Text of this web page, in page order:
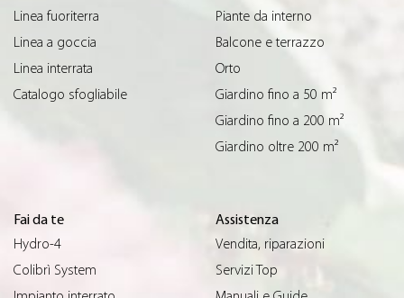
Linea fuoriterra
Linea a goccia
Linea interrata
Catalogo sfogliabile
Piante da interno
Balcone e terrazzo
Orto
Giardino fino a 50 m²
Giardino fino a 200 m²
Giardino oltre 200 m²
Fai da te
Hydro-4
Colibrì System
Assistenza
Vendita, riparazioni
Servizi Top